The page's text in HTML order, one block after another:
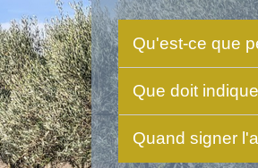
Qu'est-ce que
Que doit
Quand signer